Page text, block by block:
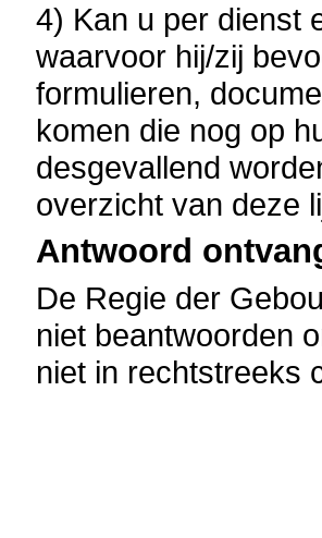
4) Kan u per dienst
waarvoor hij/zij
formulieren,
komen die nog op
desgevallend
overzicht van deze
Antwoord
De Regie der
niet beantwoorden
niet in rechtstreeks